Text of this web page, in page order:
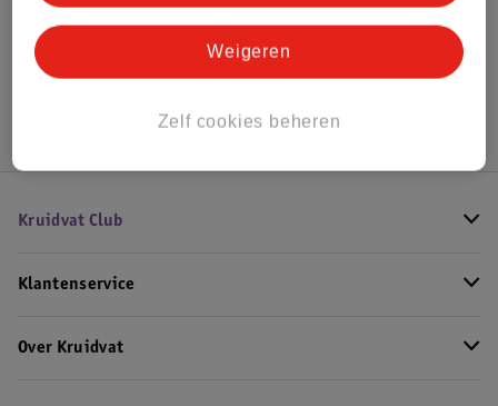
MeerELF Alle Foundation
Hoe controleren wij de reviews?
Kruidvat Club
Klantenservice
Over Kruidvat
Zelf cookies beheren
Weigeren